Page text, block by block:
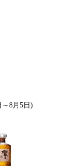
8月5日)